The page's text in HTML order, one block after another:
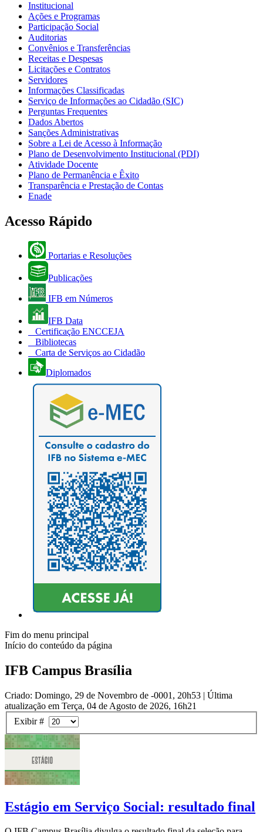
Institucional
Ações e Programas
Participação Social
Auditorias
Convênios e Transferências
Receitas e Despesas
Licitações e Contratos
Servidores
Informações Classificadas
Serviço de Informações ao Cidadão (SIC)
Perguntas Frequentes
Dados Abertos
Sanções Administrativas
Sobre a Lei de Acesso à Informação
Plano de Desenvolvimento Institucional (PDI)
Atividade Docente
Plano de Permanência e Êxito
Transparência e Prestação de Contas
Enade
Acesso Rápido
Portarias e Resoluções
Publicações
IFB em Números
IFB Data
Certificação ENCCEJA
Bibliotecas
Carta de Serviços ao Cidadão
Diplomados
Fim do menu principal
Início do conteúdo da página
IFB Campus Brasília
Criado: Domingo, 29 de Novembro de -0001, 20h53 | Última
atualização em Terça, 04 de Agosto de 2026, 16h21
Exibir #
Estágio em Serviço Social: resultado final